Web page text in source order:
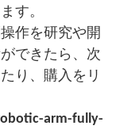
す。
作を研究や開
できたら、次
り、購入をリ
arm-fully-